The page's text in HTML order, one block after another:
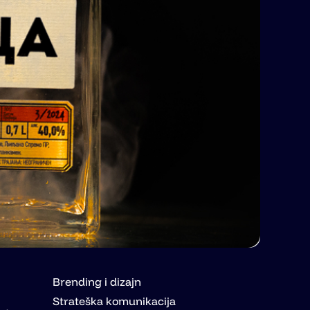
Brending i dizajn
Strateška komunikacija